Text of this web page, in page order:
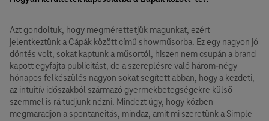
Azt gondoltuk, hogy megmérettetjük magunkat, ezért
jelentkeztünk a Cápák között című showműsorba. Ez egy nagyon jó
döntés volt, sokat kaptunk a műsortól, hiszen nem csupán a brand
kapott egyfajta publicitást, de a szereplésre való három-négy
hónapos felkészülés nagyon sokat segített abban, hogy a kezdeti,
az intuitív időszakból származó gyermekbetegségekre külső
szemmel is rá tudjunk nézni. Mindezt úgy, hogy közben
megmaradjon a spontaneitás, mindaz, amit mi szeretünk a Simple